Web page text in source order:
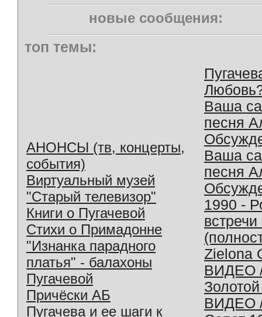
новые сообщения:
топ темы:
АНОНСЫ (тв, концерты,
события)
Виртуальный музей
"Старый телевизор"
Книги о Пугачевой
Стихи о Примадонне
"Изнанка парадного
платья" - балахоны
Пугачевой
Причёски АБ
Пугачева и ее шаги к
Ваша
песня
Ваша
песня
1990 -
Zielona
ВИДЕО
ВИДЕО